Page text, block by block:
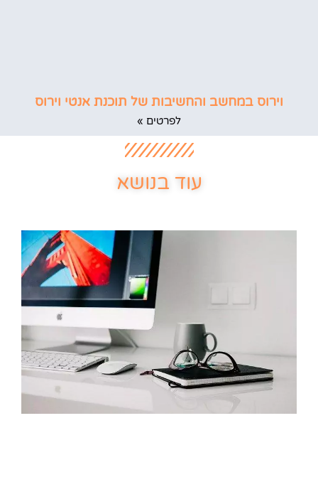
וירוס במחשב והחשיבות של תוכנת אנטי וירוס
לפרטים »
עוד בנושא